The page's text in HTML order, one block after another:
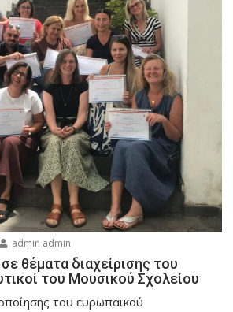
admin admin
θέματα διαχείρισης του
του Μουσικού Σχολείου
του ευρωπαϊκού